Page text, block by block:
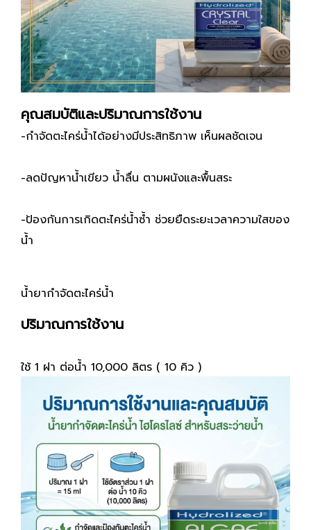
คุณสมบัติและปริมาณการใช้งาน
-กำจัดตะไคร่น้ำได้อย่างมีประสิทธิภาพ เห็นผลชัดเจน
-ลดปัญหาน้ำเขียว น้ำลื่น ตามผนังและพื้นสระ
-ป้องกันการเกิดตะไคร่น้ำซ้ำ ช่วยยืดระยะเวลาความใสของ
น้ำ
น้ำยากำจัดตะไคร่น้ำ
ปริมาณการใช้งาน
ใช้ 1 ฝา ต่อน้ำ 10,000 ลิตร ( 10 คิว )